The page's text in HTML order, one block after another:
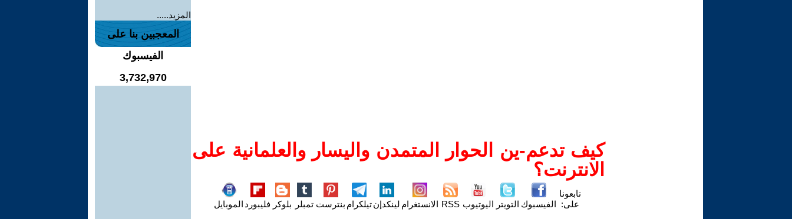
كيف تدعم-ين الحوار المتمدن واليسار والعلمانية على
الانترنت؟
تابعونا
على: الفيسبوك التويتر اليوتيوب RSS الانستغرام لينكدإنتيلكرام بنترست تمبلر بلوكر فليبورد الموبايل
المزيد.....
المعجبين بنا على
الفيسبوك
3,732,970